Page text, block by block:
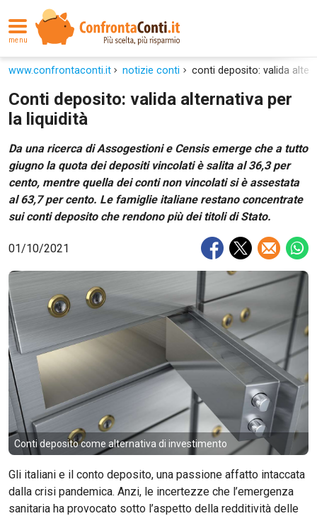
menu
www.confrontaconti.it notizie conti conti deposito: valida
Conti deposito: valida alternativa per
la liquidità
Da una ricerca di Assogestioni e Censis emerge che a tutto
giugno la quota dei depositi vincolati è salita al 36,3 per
cento, mentre quella dei conti non vincolati si è assestata
al 63,7 per cento. Le famiglie italiane restano concentrate
sui conti deposito che rendono più dei titoli di Stato.
01/10/2021
Conti deposito come alternativa di investimento
Gli italiani e il conto deposito, una passione affatto intaccata
dalla crisi pandemica. Anzi, le incertezze che l’emergenza
sanitaria ha provocato sotto l’aspetto della redditività delle